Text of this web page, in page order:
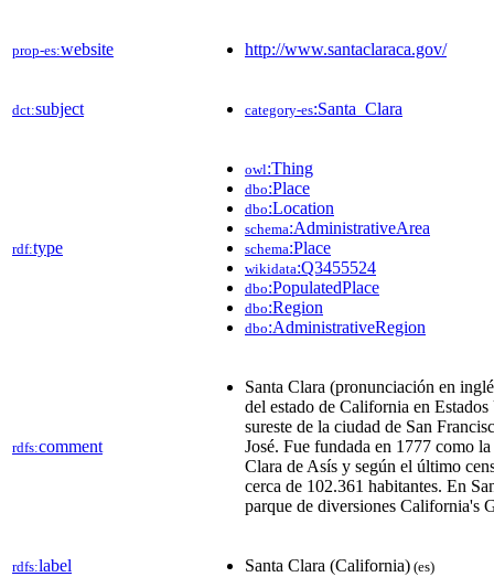
prop-es:website http://www.santaclaraca.gov/
dct:subject category-es:Santa_Clara
rdf:type
owl:Thing
dbo:Place
dbo:Location
schema:AdministrativeArea
schema:Place
wikidata:Q3455524
dbo:PopulatedPlace
dbo:Region
dbo:AdministrativeRegion
rdfs:comment
Santa Clara (pronunciación en
del estado de California en
sureste de la ciudad de San
José. Fue fundada en 1777 como
Clara de Asís y según el último
cerca de 102.361 habitantes. En
parque de diversiones California's
rdfs:label Santa Clara (California) (es)